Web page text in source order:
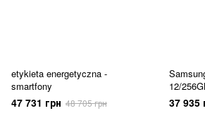
etykieta energetyczna -
smartfony
47 731 грн 48 705 грн
12/
37 935